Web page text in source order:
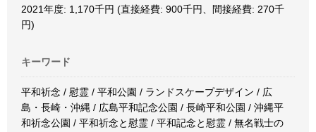
2021年度: 1,170千円 (直接経費: 900千円、間接経費: 270千
円)
キーワード
平和祈念 / 慰霊 / 平和公園 / ランドスケープデザイン / 広
島・長崎・沖縄 / 広島平和記念公園 / 長崎平和公園 / 沖縄平
和祈念公園 / 平和祈念と慰霊 / 平和記念と慰霊 / 無名戦士の